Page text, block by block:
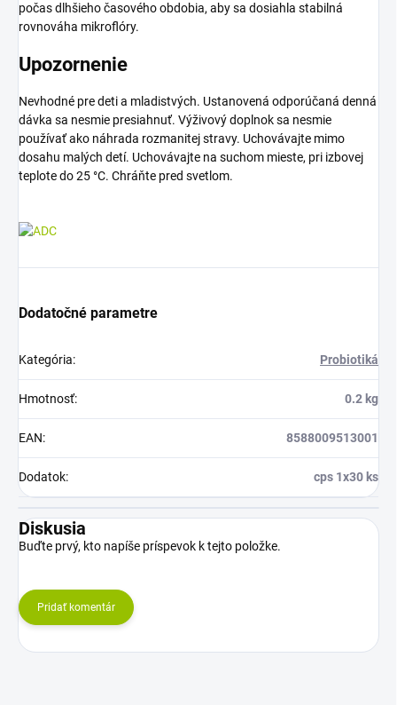
počas dlhšieho časového obdobia, aby sa dosiahla stabilná
rovnováha mikroflóry.
Upozornenie
Nevhodné pre deti a mladistvých. Ustanovená odporúčaná denná
dávka sa nesmie presiahnuť. Výživový doplnok sa nesmie
používať ako náhrada rozmanitej stravy. Uchovávajte mimo
dosahu malých detí. Uchovávajte na suchom mieste, pri izbovej
teplote do 25 °C. Chráňte pred svetlom.
Dodatočné parametre
Kategória: Probiotiká
Hmotnosť: 0.2 kg
EAN: 8588009513001
Dodatok: cps 1x30 ks
Diskusia
Buďte prvý, kto napíše príspevok k tejto položke.
Pridať komentár